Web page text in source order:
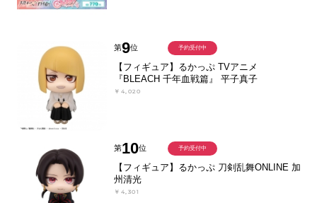
第9位
【フィギュア】るかっぷ TVアニメ
『BLEACH 千年血戦篇』 平子真子
￥4,020
予約受付中
第10位
【フィギュア】るかっぷ 刀剣乱舞ONLINE 加
州清光
￥4,301
予約受付中